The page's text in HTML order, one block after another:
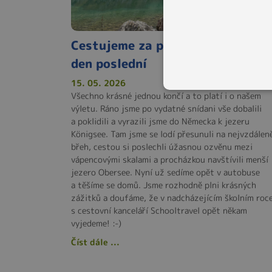
Cestujeme za poznáním Tyrolska -
den poslední
15. 05. 2026
Všechno krásné jednou končí a to platí i o našem
výletu. Ráno jsme po vydatné snídani vše dobalili
a poklidili a vyrazili jsme do Německa k jezeru
Königsee. Tam jsme se lodí přesunuli na
břeh, cestou si poslechli úžasnou ozvěnu mezi
vápencovými skalami a procházkou navštívili menší
jezero Obersee. Nyní už sedíme opět v autobuse
a těšíme se domů. Jsme rozhodně plni krásných
zážitků a doufáme, že v nadcházejícím školním
s cestovní kanceláří Schooltravel opět někam
vyjedeme! :-)
Číst dále ...